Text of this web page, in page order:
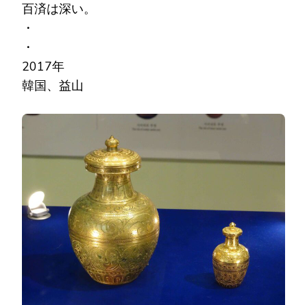
百済は深い。
・
・
2017年
韓国、益山